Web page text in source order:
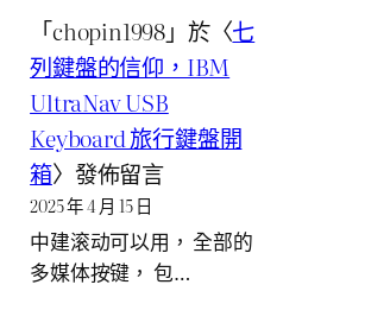
「chopin1998」於〈七
列鍵盤的信仰，IBM
UltraNav USB
Keyboard 旅行鍵盤開
箱〉發佈留言
2025 年 4 月 15 日
中建滚动可以用， 全部的
多媒体按键， 包…